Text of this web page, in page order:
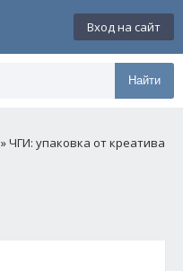
Вход на сайт
Найти
» ЧГИ: упаковка от креатива